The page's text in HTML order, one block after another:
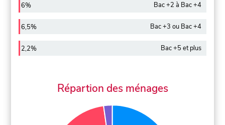
6% Bac +2 à Bac +4
6,5% Bac +3 ou Bac +4
2,2% Bac +5 et plus
Répartion des ménages